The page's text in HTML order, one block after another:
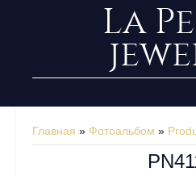
La
Главная » Фотоальбом »